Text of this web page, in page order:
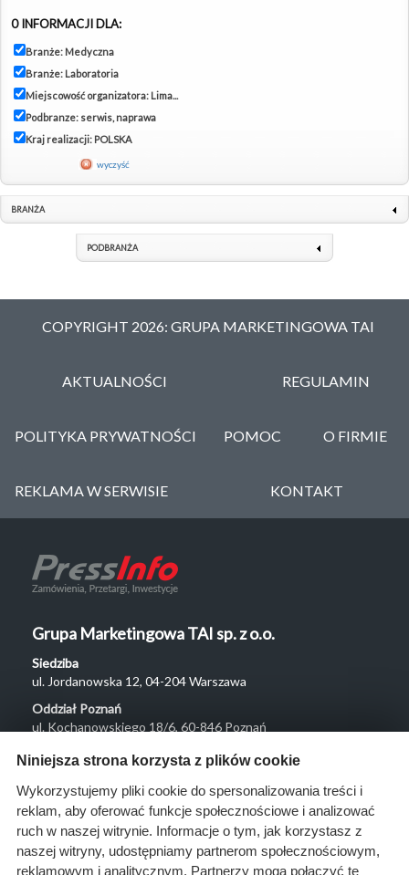
0 INFORMACJI DLA:
Branże: Medyczna
Branże: Laboratoria
Miejscowość organizatora: Lima...
Podbranze: serwis, naprawa
Kraj realizacji: POLSKA
wyczyść
BRANŻA
PODBRANŻA
COPYRIGHT 2026: GRUPA MARKETINGOWA TAI
AKTUALNOŚCI REGULAMIN
POLITYKA PRYWATNOŚCI POMOC O FIRMIE
REKLAMA W SERWISIE KONTAKT
Grupa Marketingowa TAI sp. z o.o.
Siedziba
ul. Jordanowska 12, 04-204 Warszawa
Oddział Poznań
ul. Kochanowskiego 18/6, 60-846 Poznań
Menu
O nas
Rozwiązania
Monitoring
przetargów
Niniejsza strona korzysta z plików cookie
Wykorzystujemy pliki cookie do spersonalizowania treści i
reklam, aby oferować funkcje społecznościowe i analizować
ruch w naszej witrynie. Informacje o tym, jak korzystasz z
naszej witryny, udostępniamy partnerom społecznościowym,
reklamowym i analitycznym. Partnerzy mogą połączyć te